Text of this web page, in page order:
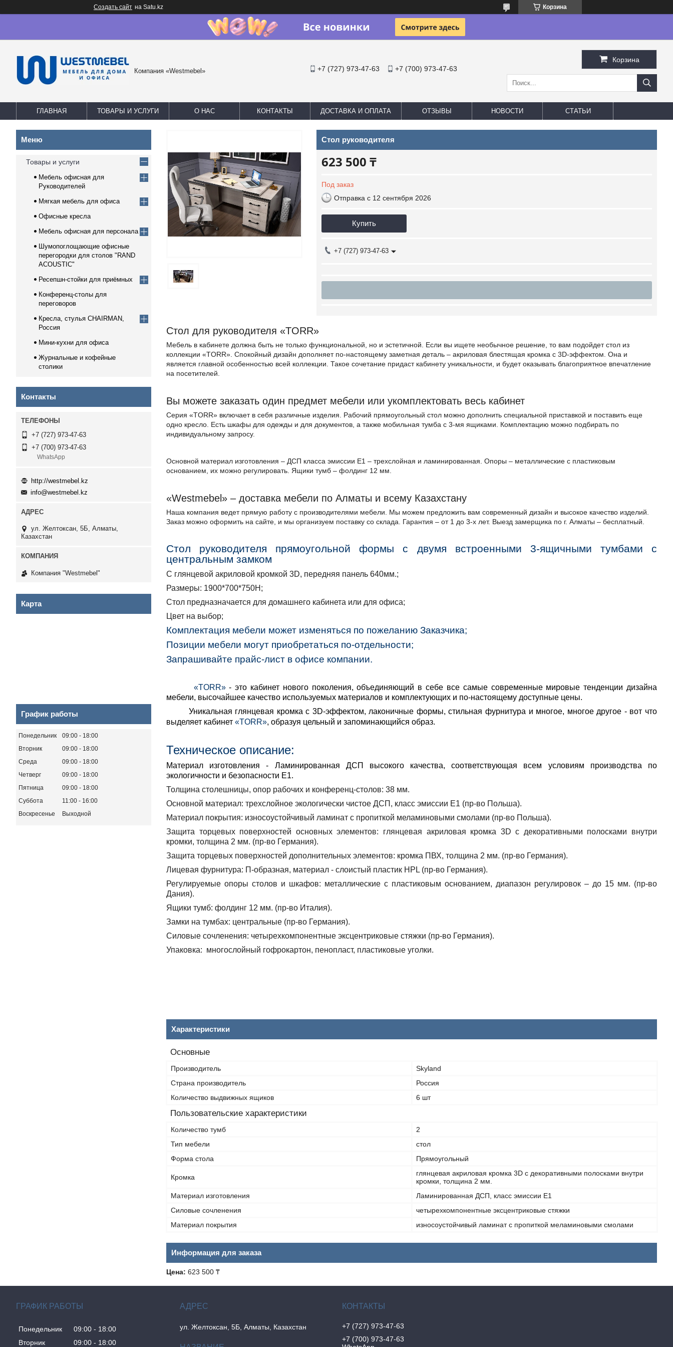
Создать сайт на Satu.kz Корзина
Компания «Westmebel» +7 (727) 973-47-63 +7 (700) 973-47-63
Корзина
ГЛАВНАЯ ТОВАРЫ И УСЛУГИ О НАС КОНТАКТЫ ДОСТАВКА И ОПЛАТА ОТЗЫВЫ НОВОСТИ СТАТЬИ
Стол руководителя
623 500 ₸
Под заказ
Отправка с 12 сентября 2026
Купить
+7 (727) 973-47-63
Стол для руководителя «TORR»
Мебель в кабинете должна быть не только функциональной, но и эстетичной. Если вы ищете необычное решение, то вам подойдет стол из
коллекции «TORR». Спокойный дизайн дополняет по-настоящему заметная деталь – акриловая блестящая кромка с 3D-эффектом. Она и
является главной особенностью всей коллекции. Такое сочетание придаст кабинету уникальности, и будет оказывать благоприятное впечатление
на посетителей.
Вы можете заказать один предмет мебели или укомплектовать весь кабинет
Серия «TORR» включает в себя различные изделия. Рабочий прямоугольный стол можно дополнить специальной приставкой и поставить еще
одно кресло. Есть шкафы для одежды и для документов, а также мобильная тумба с 3-мя ящиками. Комплектацию можно подбирать по
индивидуальному запросу.
Основной материал изготовления – ДСП класса эмиссии Е1 – трехслойная и ламинированная. Опоры – металлические с пластиковым
основанием, их можно регулировать. Ящики тумб – фолдинг 12 мм.
«Westmebel» – доставка мебели по Алматы и всему Казахстану
Наша компания ведет прямую работу с производителями мебели. Мы можем предложить вам современный дизайн и высокое качество изделий.
Заказ можно оформить на сайте, и мы организуем поставку со склада. Гарантия – от 1 до 3-х лет. Выезд замерщика по г. Алматы – бесплатный.
Стол руководителя прямоугольной формы с двумя встроенными 3-ящичными тумбами с
центральным замком
С глянцевой акриловой кромкой 3D, передняя панель 640мм.;
Размеры: 1900*700*750Н;
Стол предназначается для домашнего кабинета или для офиса;
Цвет на выбор;
Комплектация мебели может изменяться по пожеланию Заказчика;
Позиции мебели могут приобретаться по-отдельности;
Запрашивайте прайс-лист в офисе компании.
«TORR»- это кабинет нового поколения, объединяющий в себе все самые современные мировые тенденции дизайна
мебели, высочайшее качество используемых материалов и комплектующих и по-настоящему доступные цены.
Уникальная глянцевая кромка с 3D-эффектом, лаконичные формы, стильная фурнитура и многое, многое другое - вот что
выделяет кабинет «TORR», образуя цельный и запоминающийся образ.
Техническое описание:
Материал изготовления - Ламинированная ДСП высокого качества, соответствующая всем условиям производства по
экологичности и безопасности Е1.
Толщина столешницы, опор рабочих и конференц-столов: 38 мм.
Основной материал: трехслойное экологически чистое ДСП, класс эмиссии Е1 (пр-во Польша).
Материал покрытия: износоустойчивый ламинат с пропиткой меламиновыми смолами (пр-во Польша).
Защита торцевых поверхностей основных элементов: глянцевая акриловая кромка 3D с декоративными полосками внутри
кромки, толщина 2 мм. (пр-во Германия).
Защита торцевых поверхностей дополнительных элементов: кромка ПВХ, толщина 2 мм. (пр-во Германия).
Лицевая фурнитура: П-образная, материал - слоистый пластик HPL (пр-во Германия).
Регулируемые опоры столов и шкафов: металлические с пластиковым основанием, диапазон регулировок – до 15 мм. (пр-во
Дания).
Ящики тумб: фолдинг 12 мм. (пр-во Италия).
Замки на тумбах: центральные (пр-во Германия).
Силовые сочленения: четырехкомпонентные эксцентриковые стяжки (пр-во Германия).
Упаковка: многослойный гофрокартон, пенопласт, пластиковые уголки.
Характеристики
Основные
Производитель
Skyland
Страна производитель
Россия
Количество выдвижных ящиков
6 шт
Пользовательские характеристики
Количество тумб
2
Тип мебели
стол
Форма стола
Прямоугольный
Кромка
глянцевая акриловая кромка 3D с декоративными полосками внутри
кромки, толщина 2 мм.
Материал изготовления
Ламинированная ДСП, класс эмиссии Е1
Силовые сочленения
четырехкомпонентные эксцентриковые стяжки
Материал покрытия
износоустойчивый ламинат с пропиткой меламиновыми смолами
Информация для заказа
Цена: 623 500 ₸
Товары и услуги
Мебель офисная для
Руководителей
Мягкая мебель для офиса
Офисные кресла
Мебель офисная для персонала
Шумопоглощающие офисные
перегородки для столов "RAND
ACOUSTIC"
Ресепшн-стойки для приёмных
Конференц-столы для
переговоров
Кресла, стулья CHAIRMAN,
Россия
Мини-кухни для офиса
Журнальные и кофейные
столики
Контакты
+7 (727) 973-47-63
+7 (700) 973-47-63
WhatsApp
http://westmebel.kz
info@westmebel.kz
ул. Желтоксан, 5Б, Алматы,
Казахстан
Компания "Westmebel"
Карта
График работы
Понедельник 09:00
18:00
Вторник
09:00
18:00
Среда
09:00
18:00
Четверг
09:00
18:00
Пятница
09:00
18:00
Суббота
11:00
16:00
Воскресенье
Выходной
ГРАФИК РАБОТЫ
Понедельник 09:00
18:00
Вторник
09:00 18:00
ул. Желтоксан, 5Б, Алматы, Казахстан
+7 (727) 973-47-63
+7 (700) 973-47-63